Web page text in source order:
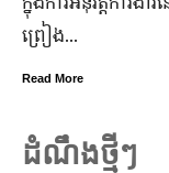
ព្រៀង...
Read More
ដំណឹងថ្មីៗ